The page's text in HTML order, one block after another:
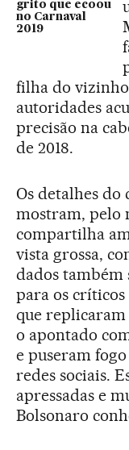
grito que ecoou
no Carnaval
2019
filha do
autoridades
precisão na
de 2018.
Os detalhes do
mostram, pelo
compartilha
vista grossa,
dados
para os
que
o apontado
e puseram
redes sociais.
apressadas e
Bolsonaro